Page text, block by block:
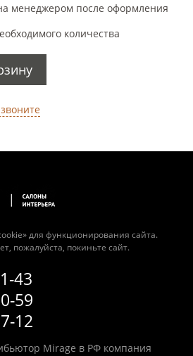
менеджером после оформления
количества
для функционирования сайта.
пожалуйста, покиньте сайт.
43
59
12
Mirage в РФ компания